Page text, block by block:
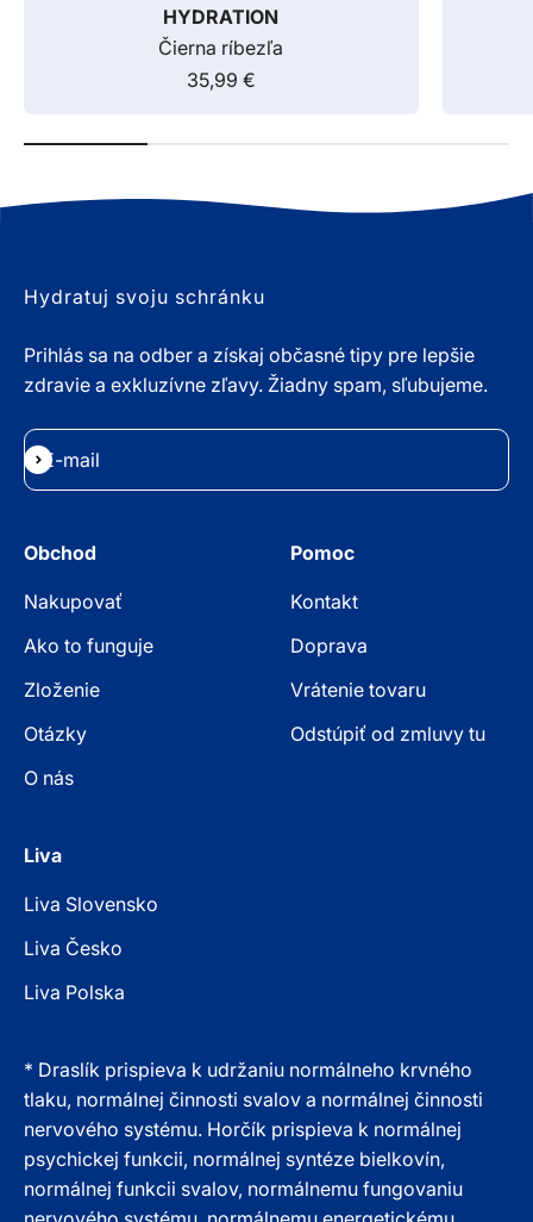
HYDRATION
Čierna ríbezľa
Predajná cena
35,99 €
Hydratuj svoju schránku
Prihlás sa na odber a získaj občasné tipy pre lepšie
zdravie a exkluzívne zľavy. Žiadny spam, sľubujeme.
E-mail
Odoberať
Obchod
Nakupovať
Ako to funguje
Zloženie
Otázky
O nás
Pomoc
Kontakt
Doprava
Vrátenie tovaru
Odstúpiť od zmluvy tu
Liva
Liva Slovensko
Liva Česko
Liva Polska
* Draslík prispieva k udržaniu normálneho krvného
tlaku, normálnej činnosti svalov a normálnej činnosti
nervového systému. Horčík prispieva k normálnej
psychickej funkcii, normálnej syntéze bielkovín,
normálnej funkcii svalov, normálnemu fungovaniu